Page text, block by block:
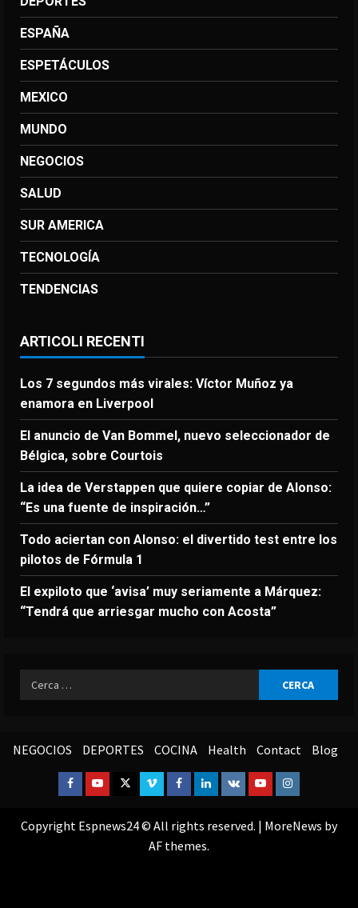
ESPAÑA
ESPETÁCULOS
MEXICO
MUNDO
NEGOCIOS
SALUD
SUR AMERICA
TECNOLOGÍA
TENDENCIAS
ARTICOLI RECENTI
Los 7 segundos más virales: Víctor Muñoz ya
enamora en Liverpool
El anuncio de Van Bommel, nuevo seleccionador de
Bélgica, sobre Courtois
La idea de Verstappen que quiere copiar de Alonso:
“Es una fuente de inspiración…”
Todo aciertan con Alonso: el divertido test entre los
pilotos de Fórmula 1
El expiloto que ‘avisa’ muy seriamente a Márquez:
“Tendrá que arriesgar mucho con Acosta”
Ricerca
per:
NEGOCIOS DEPORTES COCINA Health Contact Blog
Facebook
YoutubeTwitterVimeoFacebook
Linkedin
VK YoutubeInstagram
Copyright Espnews24 © All rights reserved. | MoreNews by
AF themes.